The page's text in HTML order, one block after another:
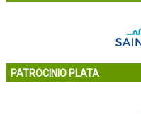
PATROCINIO PLATA